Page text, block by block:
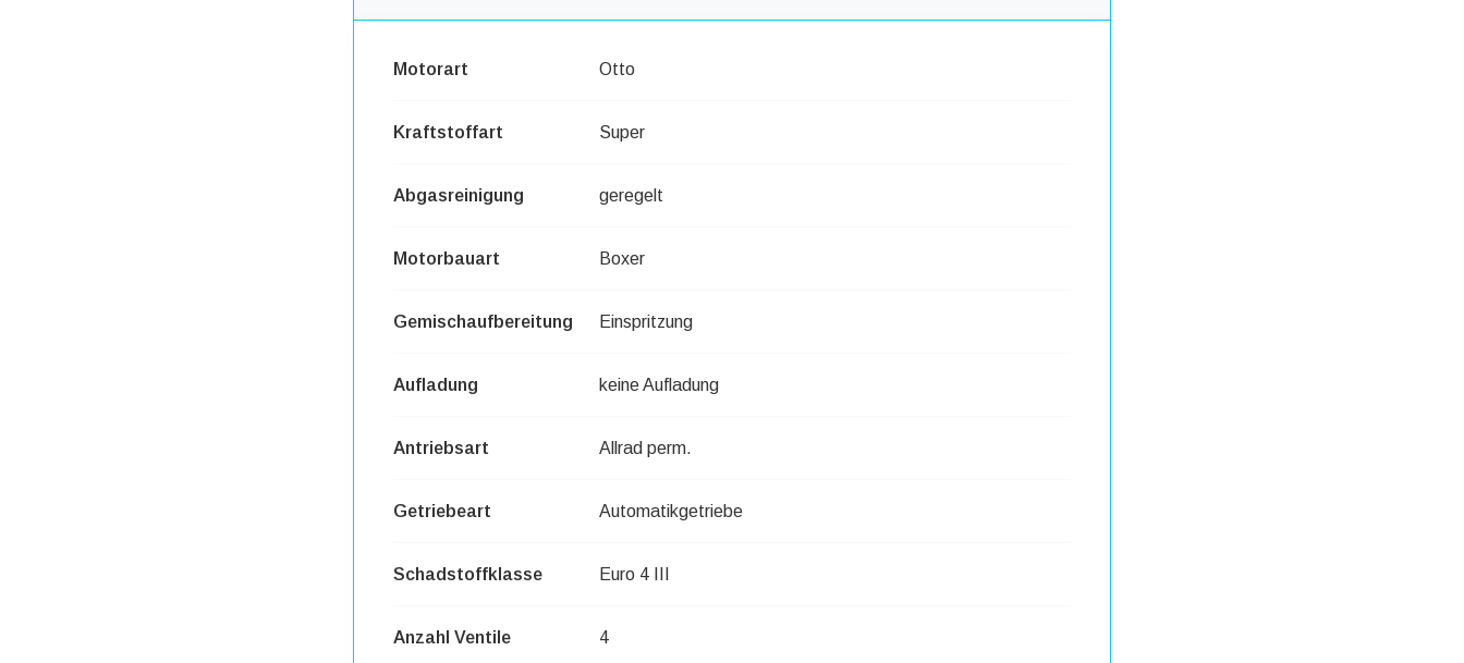
Motorart Otto
Kraftstoffart Super
Abgasreinigung geregelt
Motorbauart Boxer
Gemischaufbereitung Einspritzung
Aufladung keine Aufladung
Antriebsart Allrad perm.
Getriebeart Automatikgetriebe
Schadstoffklasse Euro 4 III
Anzahl Ventile 4